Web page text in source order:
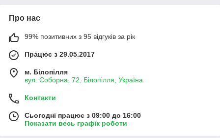
Про нас
99% позитивних з 95 відгуків за рік
Працює з 29.05.2017
м. Білопілля
вул. Соборна, 72, Білопілля, Україна
Контакти
Сьогодні працює з 09:00 до 16:00
Показати весь графік роботи